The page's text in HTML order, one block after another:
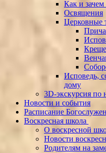
Как и зачем
Освящения
Церковные
Исповедь,
дому
3D-экскурсия по
Новости и события
Расписание
Воскресная школа
О воскресной
Новости
Родителям на